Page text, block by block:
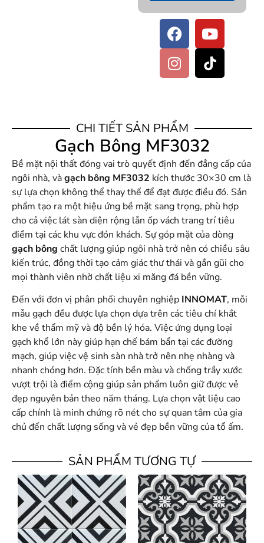
CHI TIẾT SẢN PHẨM
Gạch Bông MF3032
Bề mặt nội thất đóng vai trò quyết định đến đẳng cấp của
ngôi nhà, vàgạch bông MF3032 kích thước 30×30 cm là
sự lựa chọn không thể thay thế để đạt được điều đó. Sản
phẩm tạo ra một hiệu ứng bề mặt sang trọng, phù hợp
cho cả việc lát sàn diện rộng lẫn ốp vách trang trí tiêu
điểm tại các khu vực đón khách. Sự góp mặt của dòng
gạch bông chất lượng giúp ngôi nhà trở nên có chiều sâu
kiến trúc, đồng thời tạo cảm giác thư thái và gần gũi cho
mọi thành viên nhờ chất liệu xi măng đá bền vững.
Đến với đơn vị phân phối chuyên nghiệp INNOMAT, mỗi
mẫu gạch đều được lựa chọn dựa trên các tiêu chí khắt
khe về thẩm mỹ và độ bền lý hóa. Việc ứng dụng loại
gạch khổ lớn này giúp hạn chế bám bẩn tại các đường
mạch, giúp việc vệ sinh sàn nhà trở nên nhẹ nhàng và
nhanh chóng hơn. Đặc tính bền màu và chống trầy xước
vượt trội là điểm cộng giúp sản phẩm luôn giữ được vẻ
đẹp nguyên bản theo năm tháng. Lựa chọn vật liệu cao
cấp chính là minh chứng rõ nét cho sự quan tâm của gia
chủ đến chất lượng sống và vẻ đẹp bền vững của tổ ấm.
SẢN PHẨM TƯƠNG TỰ